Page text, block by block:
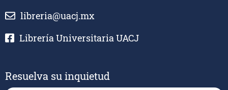
libreria@uacj.mx
Librería Universitaria UACJ
Resuelva su inquietud